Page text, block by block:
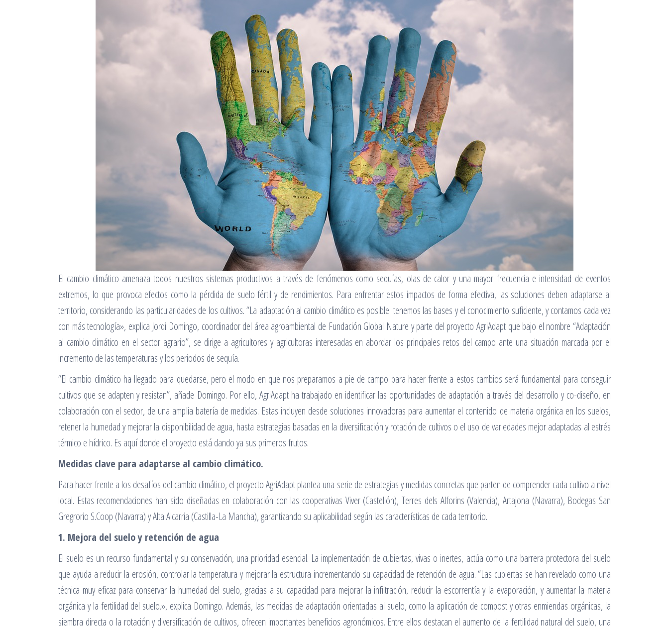
El cambio climático amenaza todos nuestros sistemas productivos a través de fenómenos como sequías, olas de calor y una mayor frecuencia e intensidad de eventos
extremos, lo que provoca efectos como la pérdida de suelo fértil y de rendimientos. Para enfrentar estos impactos de forma efectiva, las soluciones deben adaptarse al
territorio, considerando las particularidades de los cultivos. “La adaptación al cambio climático es posible: tenemos las bases y el conocimiento suficiente, y contamos cada vez
con más tecnología», explica Jordi Domingo, coordinador del área agroambiental de Fundación Global Nature y parte del proyecto AgriAdapt que bajo el nombre “Adaptación
al cambio climático en el sector agrario”, se dirige a agricultores y agricultoras interesadas en abordar los principales retos del campo ante una situación marcada por el
incremento de las temperaturas y los periodos de sequía.
“El cambio climático ha llegado para quedarse, pero el modo en que nos preparamos a pie de campo para hacer frente a estos cambios será fundamental para conseguir
cultivos que se adapten y resistan”, añade Domingo. Por ello, AgriAdapt ha trabajado en identificar las oportunidades de adaptación a través del desarrollo y co-diseño, en
colaboración con el sector, de una amplia batería de medidas. Estas incluyen desde soluciones innovadoras para aumentar el contenido de materia orgánica en los suelos,
retener la humedad y mejorar la disponibilidad de agua, hasta estrategias basadas en la diversificación y rotación de cultivos o el uso de variedades mejor adaptadas al estrés
térmico e hídrico. Es aquí donde el proyecto está dando ya sus primeros frutos.
Medidas clave para adaptarse al cambio climático.
Para hacer frente a los desafíos del cambio climático, el proyecto AgriAdapt plantea una serie de estrategias y medidas concretas que parten de comprender cada cultivo a nivel
local. Estas recomendaciones han sido diseñadas en colaboración con las cooperativas Viver (Castellón), Terres dels Alforins (Valencia), Artajona (Navarra), Bodegas San
Gregrorio S.Coop (Navarra) y Alta Alcarria (Castilla-La Mancha), garantizando su aplicabilidad según las características de cada territorio.
1. Mejora del suelo y retención de agua
El suelo es un recurso fundamental y su conservación, una prioridad esencial. La implementación de cubiertas, vivas o inertes, actúa como una barrera protectora del suelo
que ayuda a reducir la erosión, controlar la temperatura y mejorar la estructura incrementando su capacidad de retención de agua. “Las cubiertas se han revelado como una
técnica muy eficaz para conservar la humedad del suelo, gracias a su capacidad para mejorar la infiltración, reducir la escorrentía y la evaporación, y aumentar la materia
orgánica y la fertilidad del suelo.», explica Domingo. Además, las medidas de adaptación orientadas al suelo, como la aplicación de compost y otras enmiendas orgánicas, la
siembra directa o la rotación y diversificación de cultivos, ofrecen importantes beneficios agronómicos. Entre ellos destacan el aumento de la fertilidad natural del suelo, una